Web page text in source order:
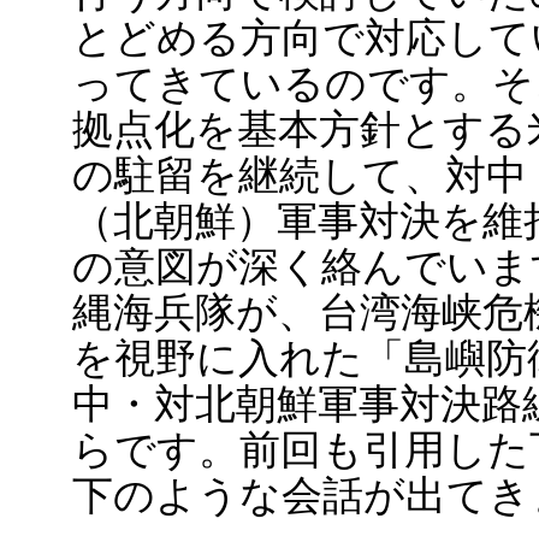
とどめる方向で対応し
ってきているのです。
拠点化を基本方針とす
の駐留を継続して、対
（北朝鮮）軍事対決を
の意図が深く絡んでい
縄海兵隊が、台湾海峡
を視野に入れた「島嶼
中・対北朝鮮軍事対決
らです。前回も引用し
下のような会話が出て